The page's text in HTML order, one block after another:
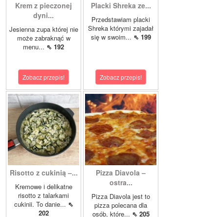
Krem z pieczonej
dyni...
Jesienna zupa której nie
może zabraknąć w
menu... ⇖ 192
Zobacz przepis!
Placki Shreka ze...
Przedstawiam placki
Shreka którymi zajadał
się w swoim... ⇖ 199
Zobacz przepis!
Risotto z cukinią –...
Kremowe i delikatne
risotto z talarkami
cukinii. To danie... ⇖
202
Pizza Diavola –
ostra...
Pizza Diavola jest to
pizza polecana dla
osób, które... ⇖ 205